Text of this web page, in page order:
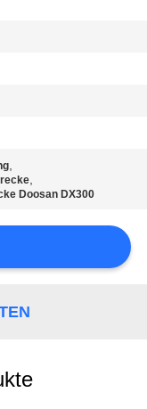
,
,
Doosan DX300